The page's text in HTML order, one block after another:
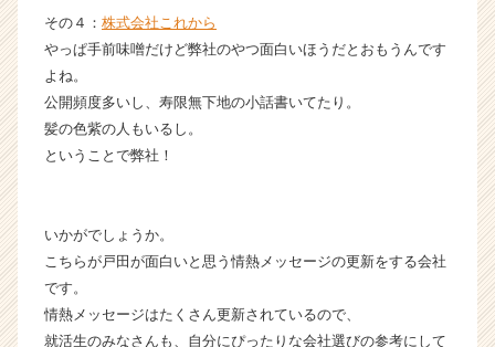
その４： 株式会社これから
やっぱ手前味噌だけど弊社のやつ面白いほうだとおもうんです
よね。
公開頻度多いし、寿限無下地の小話書いてたり。
髪の色紫の人もいるし。
ということで弊社！
いかがでしょうか。
こちらが戸田が面白いと思う情熱メッセージの更新をする会社
です。
情熱メッセージはたくさん更新されているので、
就活生のみなさんも、自分にぴったりな会社選びの参考にして